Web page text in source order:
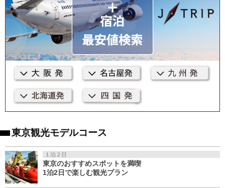
東京観光モデルコース
１泊２日
東京のおすすめスポットを満喫
1泊2日で楽しむ観光プラン